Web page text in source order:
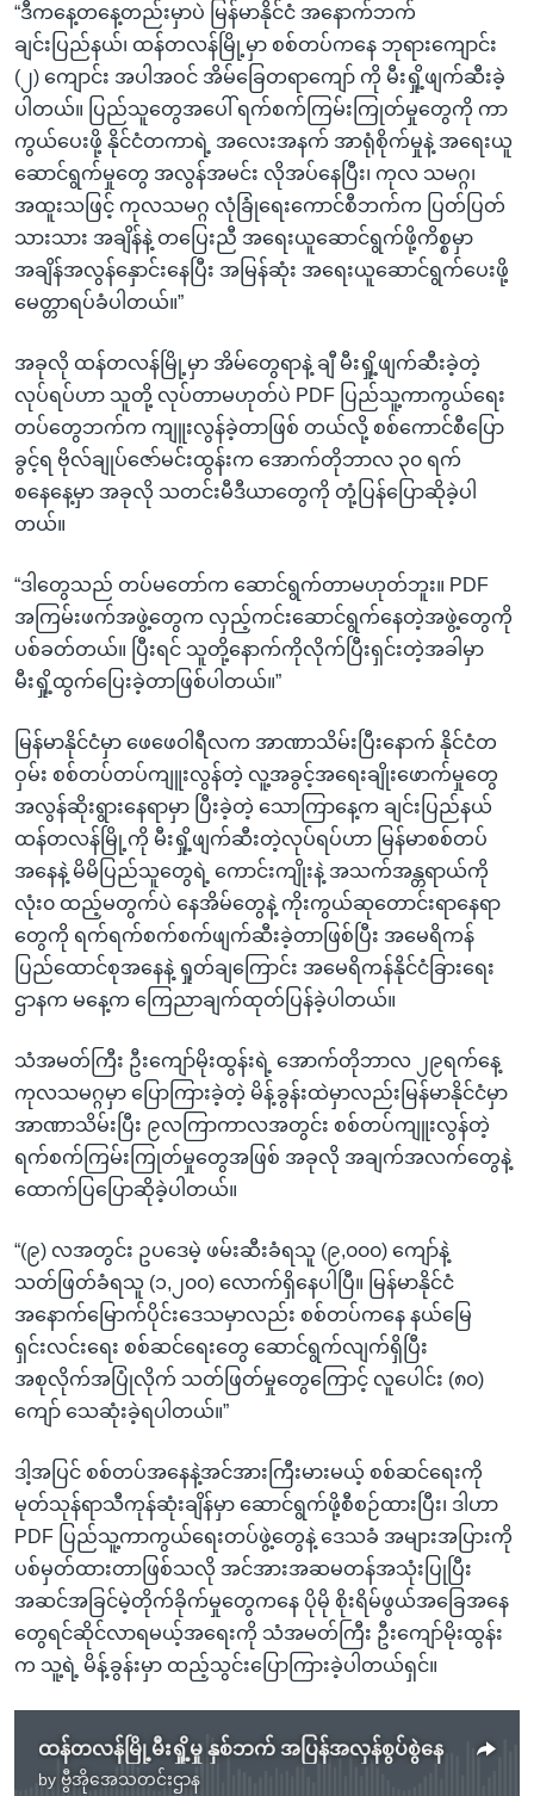
“ဒီကနေ့တနေ့တည်းမှာပဲ မြန်မာနိုင်ငံ အနောက်ဘက်
ချင်းပြည်နယ်၊ ထန်တလန်မြို့မှာ စစ်တပ်ကနေ ဘုရားကျောင်း
(၂) ကျောင်း အပါအဝင် အိမ်ခြေတရာကျော် ကို မီးရှို့ဖျက်ဆီးခဲ့
ပါတယ်။ ပြည်သူတွေအပေါ် ရက်စက်ကြမ်းကြုတ်မှုတွေကို ကာ
ကွယ်ပေးဖို့ နိုင်ငံတကာရဲ့ အလေးအနက် အာရုံစိုက်မှုနဲ့ အရေးယူ
ဆောင်ရွက်မှုတွေ အလွန်အမင်း လိုအပ်နေပြီး၊ ကုလ သမဂ္ဂ၊
အထူးသဖြင့် ကုလသမဂ္ဂ လုံခြုံရေးကောင်စီဘက်က ပြတ်ပြတ်
သားသား အချိန်နဲ့ တပြေးညီ အရေးယူဆောင်ရွက်ဖို့ကိစ္စမှာ
အချိန်အလွန်နှောင်းနေပြီး အမြန်ဆုံး အရေးယူဆောင်ရွက်ပေးဖို့
မေတ္တာရပ်ခံပါတယ်။”
အခုလို ထန်တလန်မြို့မှာ အိမ်တွေရာနဲ့ ချီ မီးရှို့ဖျက်ဆီးခဲ့တဲ့
လုပ်ရပ်ဟာ သူတို့ လုပ်တာမဟုတ်ပဲ PDF ပြည်သူ့ကာကွယ်ရေး
တပ်တွေဘက်က ကျူးလွန်ခဲ့တာဖြစ် တယ်လို့ စစ်ကောင်စီပြော
ခွင့်ရ ဗိုလ်ချုပ်ဇော်မင်းထွန်းက အောက်တိုဘာလ ၃၀ ရက်
စနေနေ့မှာ အခုလို သတင်းမီဒီယာတွေကို တုံ့ပြန်ပြောဆိုခဲ့ပါ
တယ်။
“ဒါတွေသည် တပ်မတော်က ဆောင်ရွက်တာမဟုတ်ဘူး။ PDF
အကြမ်းဖက်အဖွဲ့တွေက လှည့်ကင်းဆောင်ရွက်နေတဲ့အဖွဲ့တွေကို
ပစ်ခတ်တယ်။ ပြီးရင် သူတို့နောက်ကိုလိုက်ပြီးရှင်းတဲ့အခါမှာ
မီးရှို့ထွက်ပြေးခဲ့တာဖြစ်ပါတယ်။”
မြန်မာနိုင်ငံမှာ ဖေဖေဝါရီလက အာဏာသိမ်းပြီးနောက် နိုင်ငံတ
ဝှမ်း စစ်တပ်တပ်ကျူးလွန်တဲ့ လူ့အခွင့်အရေးချိုးဖောက်မှုတွေ
အလွန်ဆိုးရွားနေရာမှာ ပြီးခဲ့တဲ့ သောကြာနေ့က ချင်းပြည်နယ်
ထန်တလန်မြို့ကို မီးရှို့ဖျက်ဆီးတဲ့လုပ်ရပ်ဟာ မြန်မာစစ်တပ်
အနေနဲ့ မိမိပြည်သူတွေရဲ့ ကောင်းကျိုးနဲ့ အသက်အန္တရာယ်ကို
လုံး၀ ထည့်မတွက်ပဲ နေအိမ်တွေနဲ့ ကိုးကွယ်ဆုတောင်းရာနေရာ
တွေကို ရက်ရက်စက်စက်ဖျက်ဆီးခဲ့တာဖြစ်ပြီး အမေရိကန်
ပြည်ထောင်စုအနေနဲ့ ရှုတ်ချကြောင်း အမေရိကန်နိုင်ငံခြားရေး
ဌာနက မနေ့က ကြေညာချက်ထုတ်ပြန်ခဲ့ပါတယ်။
သံအမတ်ကြီး ဦးကျော်မိုးထွန်းရဲ့ အောက်တိုဘာလ ၂၉ရက်နေ့
ကုလသမဂ္ဂမှာ ပြောကြားခဲ့တဲ့ မိန့်ခွန်းထဲမှာလည်းမြန်မာနိုင်ငံမှာ
အာဏာသိမ်းပြီး ၉လကြာကာလအတွင်း စစ်တပ်ကျူးလွန်တဲ့
ရက်စက်ကြမ်းကြုတ်မှုတွေအဖြစ် အခုလို အချက်အလက်တွေနဲ့
ထောက်ပြပြောဆိုခဲ့ပါတယ်။
“(၉) လအတွင်း ဥပဒေမဲ့ ဖမ်းဆီးခံရသူ (၉,၀၀၀) ကျော်နဲ့
သတ်ဖြတ်ခံရသူ (၁,၂၀၀) လောက်ရှိနေပါပြီ။ မြန်မာနိုင်ငံ
အနောက်မြောက်ပိုင်းဒေသမှာလည်း စစ်တပ်ကနေ နယ်မြေ
ရှင်းလင်းရေး စစ်ဆင်ရေးတွေ ဆောင်ရွက်လျက်ရှိပြီး
အစုလိုက်အပြုံလိုက် သတ်ဖြတ်မှုတွေကြောင့် လူပေါင်း (၈၀)
ကျော် သေဆုံးခဲ့ရပါတယ်။”
ဒါ့အပြင် စစ်တပ်အနေနဲ့အင်အားကြီးမားမယ့် စစ်ဆင်ရေးကို
မုတ်သုန်ရာသီကုန်ဆုံးချိန်မှာ ဆောင်ရွက်ဖို့စီစဉ်ထားပြီး၊ ဒါဟာ
PDF ပြည်သူ့ကာကွယ်ရေးတပ်ဖွဲ့တွေနဲ့ ဒေသခံ အများအပြားကို
ပစ်မှတ်ထားတာဖြစ်သလို အင်အားအဆမတန်အသုံးပြုပြီး
အဆင်အခြင်မဲ့တိုက်ခိုက်မှုတွေကနေ ပိုမို စိုးရိမ်ဖွယ်အခြေအနေ
တွေရင်ဆိုင်လာရမယ့်အရေးကို သံအမတ်ကြီး ဦးကျော်မိုးထွန်း
က သူ့ရဲ့ မိန့်ခွန်းမှာ ထည့်သွင်းပြောကြားခဲ့ပါတယ်ရှင်။
ထန်တလန်မြို့မီးရှို့မှု နှစ်ဘက် အပြန်အလှန်စွပ်စွဲနေ
by ဗွီအိုအေသတင်းဌာန